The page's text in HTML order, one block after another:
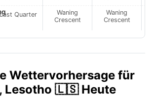
Last Quarter
Waning
Crescent
Waning
Crescent
Wettervorhersage für
Lesotho 🇱🇸 Heute